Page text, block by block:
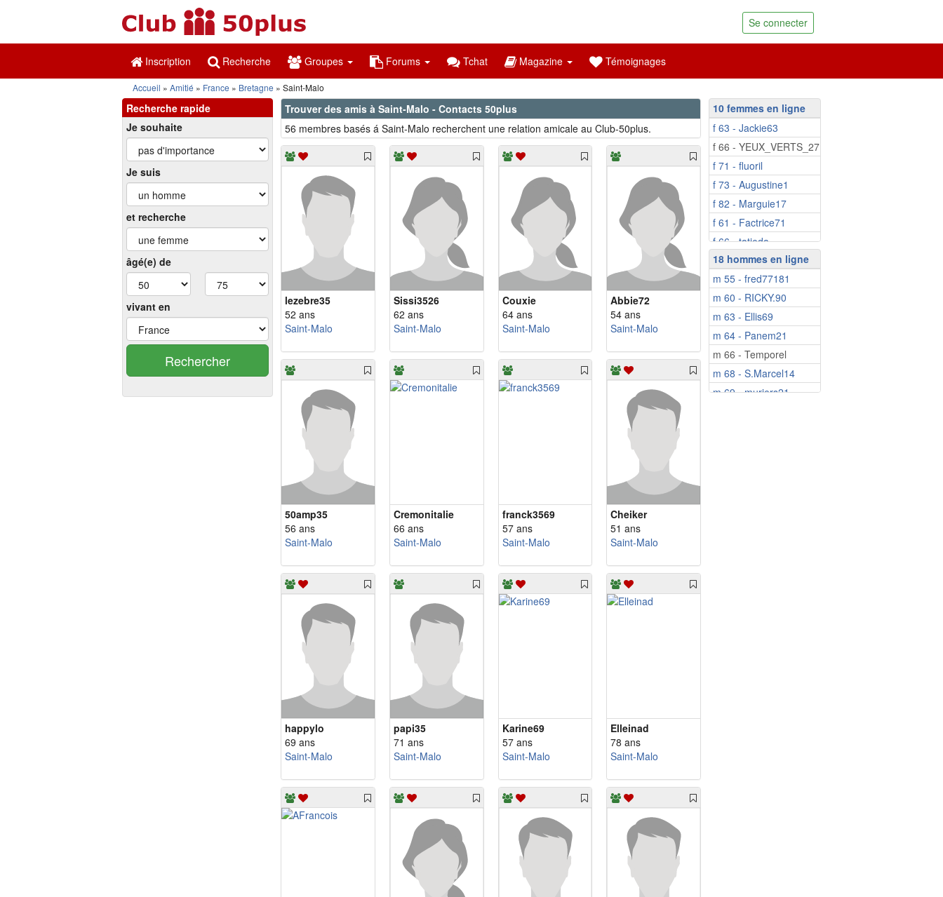
Se connecter
Inscription Recherche Groupes Forums Tchat Magazine Témoignages
Accueil Amitié France Bretagne Saint-Malo
Recherche rapide
Je souhaite
Je suis
et recherche
âgé(e) de
vivant en
Rechercher
Trouver des amis à Saint-Malo - Contacts 50plus
56 membres basés á Saint-Malo recherchent une relation amicale au Club-50plus.
lezebre35
52 ans
Saint-Malo
Sissi3526
62 ans
Saint-Malo
Couxie
64 ans
Saint-Malo
Abbie72
54 ans
Saint-Malo
50amp35
56 ans
Saint-Malo
Cremonitalie
66 ans
Saint-Malo
franck3569
57 ans
Saint-Malo
Cheiker
51 ans
Saint-Malo
happylo
69 ans
Saint-Malo
papi35
71 ans
Saint-Malo
Karine69
57 ans
Saint-Malo
Elleinad
78 ans
Saint-Malo
10 femmes en ligne
f 63 - Jackie63
f 66 - YEUX_VERTS_27
f 71 - fluoril
f 73 - Augustine1
f 82 - Marguie17
f 61 - Factrice71
f 66 - tatieda
f 70 - Habiba55
f 73 - Maylaura
f 74 - madaphnee
18 hommes en ligne
m 55 - fred77181
m 60 - RICKY.90
m 63 - Ellis69
m 64 - Panem21
m 66 - Temporel
m 68 - S.Marcel14
m 69 - muriers21